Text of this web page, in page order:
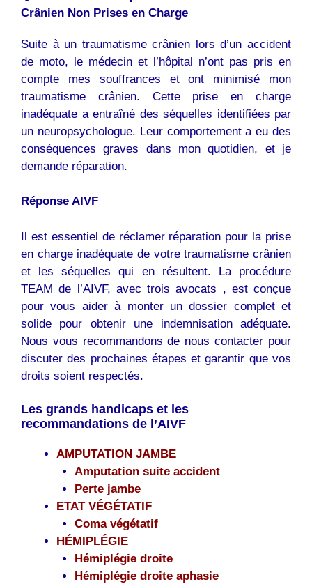
Crânien Non Prises en Charge
Suite à un traumatisme crânien lors d’un accident
de moto, le médecin et l’hôpital n’ont pas pris en
compte mes souffrances et ont minimisé mon
traumatisme crânien. Cette prise en charge
inadéquate a entraîné des séquelles identifiées par
un neuropsychologue. Leur comportement a eu des
conséquences graves dans mon quotidien, et je
demande réparation.
Réponse AIVF
Il est essentiel de réclamer réparation pour la prise
en charge inadéquate de votre traumatisme crânien
et les séquelles qui en résultent. La procédure
TEAM de l’AIVF, avec trois avocats , est conçue
pour vous aider à monter un dossier complet et
solide pour obtenir une indemnisation adéquate.
Nous vous recommandons de nous contacter pour
discuter des prochaines étapes et garantir que vos
droits soient respectés.
Les grands handicaps et les
recommandations de l’AIVF
AMPUTATION JAMBE
Amputation suite accident
Perte jambe
ETAT VÉGÉTATIF
Coma végétatif
HÉMIPLÉGIE
Hémiplégie droite
Hémiplégie droite aphasie